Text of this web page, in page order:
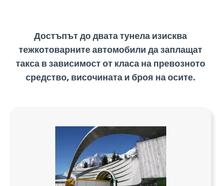
Достъпът до двата тунела изисква
тежкотоварните автомобили да заплащат
такса в зависимост от класа на превозното
средство, височината и броя на осите.